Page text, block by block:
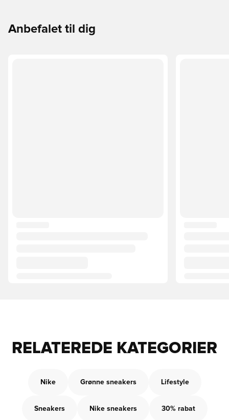
Anbefalet til dig
RELATEREDE KATEGORIER
Nike Grønne sneakers Lifestyle
Sneakers Nike sneakers 30% rabat